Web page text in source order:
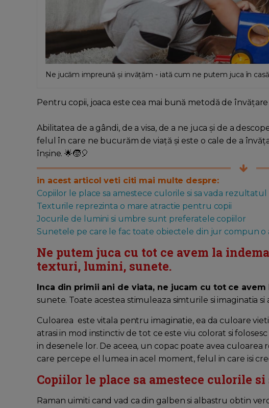
Ne jucăm impreună și invățăm - iată cum ne putem juca în
Pentru copii, joaca este cea mai bună metodă de
Abilitatea de a gândi, de a visa, de a ne juca și de a
felul în care ne bucurăm de viață și este o cale de a
înșine. 🌟🧒🎈
in acest articol veti citi mai multe despre:
Copiilor le place sa amestece culorile si sa vada rezultatul
Texturile reprezinta o mare atractie pentru copii
Jocurile de lumini si umbre sunt preferatele copiilor
Sunetele pe care le fac toate obiectele din jur compun o
Ne putem juca cu tot ce avem la
texturi, lumini, sunete.
Inca din primii ani de viata, ne jucam cu tot ce avem
sunete. Toate acestea stimuleaza simturile si imaginatia
Culoarea este vitala pentru imaginatie, ea da culoare
atrasi in mod instinctiv de tot ce este viu colorat si
in desenele lor. De aceea, un copac poate avea culoarea
care percepe el lumea in acel moment, felul in care isi
Copiilor le place sa amestece culorile
Raman uimiti cand vad ca din galben si albastru obtin